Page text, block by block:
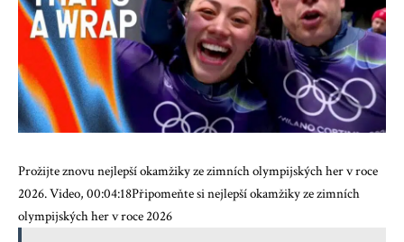
Prožijte znovu nejlepší okamžiky ze zimních olympijských her v roce
2026. Video, 00:04:18Připomeňte si nejlepší okamžiky ze zimních
olympijských her v roce 2026